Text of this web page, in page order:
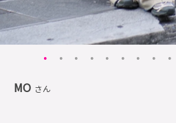
MO さん